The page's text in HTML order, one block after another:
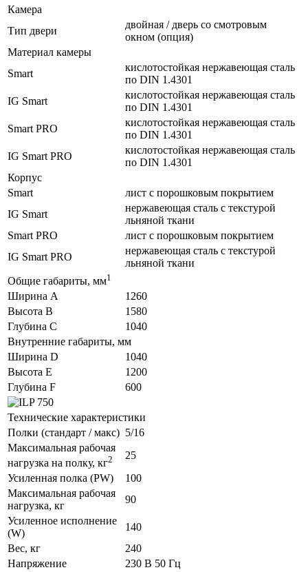
Камера
Тип двери
двойная / дверь со смотровым
окном (опция)
Материал камеры
Smart
кислотостойкая нержавеющая сталь
по DIN 1.4301
IG Smart
кислотостойкая нержавеющая сталь
по DIN 1.4301
Smart PRO
кислотостойкая нержавеющая сталь
по DIN 1.4301
IG Smart PRO
кислотостойкая нержавеющая сталь
по DIN 1.4301
Корпус
Smart
лист с порошковым покрытием
IG Smart
нержавеющая сталь с текстурой
льняной ткани
Smart PRO
лист с порошковым покрытием
IG Smart PRO
нержавеющая сталь с текстурой
льняной ткани
Общие габариты, мм1
Ширина A
1260
Высота B
1580
Глубина C
1040
Внутренние габариты, мм
Ширина D
1040
Высота E
1200
Глубина F
600
Технические характеристики
Полки (стандарт / макс) 5/16
Максимальная рабочая
нагрузка на полку, кг2
25
Усиленная полка (PW)
100
Максимальная рабочая
нагрузка, кг
90
Усиленное исполнение
(W)
140
Вес, кг
240
Напряжение
230 В 50 Гц